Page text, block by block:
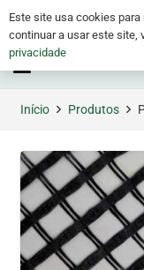
Início Produtos
Este site usa cookies
continuar a usar este site,
privacidade